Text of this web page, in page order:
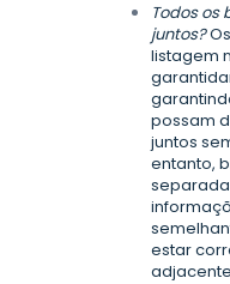
Todos os
juntos?
listagem
possam
juntos
entanto,
estar